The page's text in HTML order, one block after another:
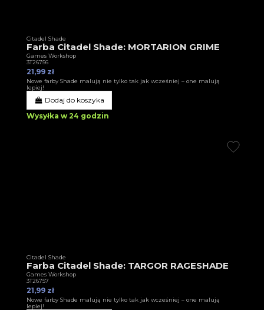
Citadel Shade
Farba Citadel Shade: MORTARION GRIME
Games Workshop
3T26756
21,99 zł
Nowe farby Shade malują nie tylko tak jak wcześniej – one malują
lepiej!
Dodaj do koszyka
Wysyłka w 24 godzin
Citadel Shade
Farba Citadel Shade: TARGOR RAGESHADE
Games Workshop
3T26757
21,99 zł
Nowe farby Shade malują nie tylko tak jak wcześniej – one malują
lepiej!